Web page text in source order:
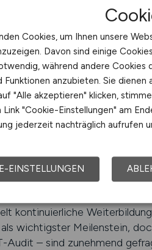
Ihre
erfordert nicht nur
will, sollte seine
Sie ermöglicht es, aktuelle
zu entwickeln.
Wirtschaftsprüfung
ein Studium der
Rechnungslegung,
um Nachwuchskräfte
kann schnell
kontinuierliche
wichtigster Meilenstein,
Audit – sind zunehmend
Cookies, um Ihnen unsere
Davon sind einige
während andere Cookies
Funktionen anzubieten. Sie
"Alle akzeptieren" klicken,
"Cookie-Einstellungen" am
jederzeit nachträglich aufrufen
EINSTELLUNGEN